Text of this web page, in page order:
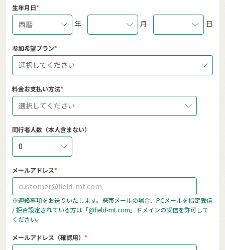
生年月日
西暦 年 月 日
参加希望プラン
選択してください
料金お支払い方法
選択してください
同行者人数（本人含まない）
0
メールアドレス
※連絡事項をお送りいたします。携帯メールの場合、PCメールを指定受信
/ 拒否設定されている方は「@field-mt.com」ドメインの受信を許可して
ください。
メールアドレス（確認用）